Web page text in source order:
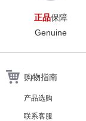
正品保障
Genuine
购物指南
产品选购
联系客服